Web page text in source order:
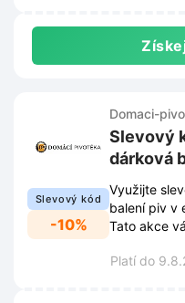
Slevový kód
-10%
Domaci-
Slevový
dárková
Využijte
balení piv v
Tato akce
Platí do